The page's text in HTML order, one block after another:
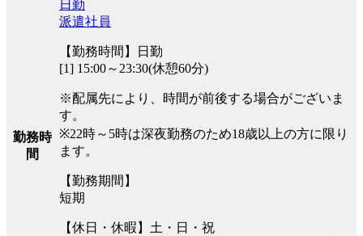
勤務時
間
日勤
派遣社員
【勤務時間】日勤
[1] 15:00～23:30(休憩60分)
※配属先により、時間が前後する場合がございま
す。
※22時～5時は深夜勤務のため18歳以上の方に限り
ます。
【勤務期間】
短期
【休日・休暇】土・日・祝